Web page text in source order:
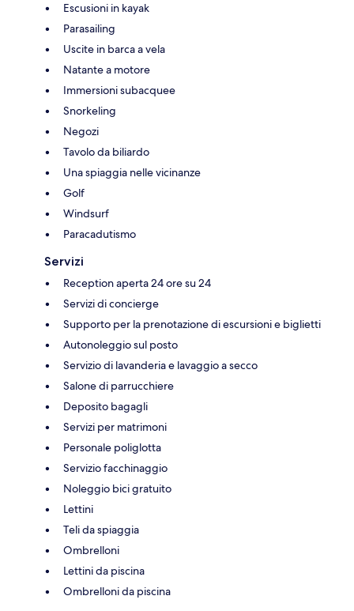
Escusioni in kayak
Parasailing
Uscite in barca a vela
Natante a motore
Immersioni subacquee
Snorkeling
Negozi
Tavolo da biliardo
Una spiaggia nelle vicinanze
Golf
Windsurf
Paracadutismo
Servizi
Reception aperta 24 ore su 24
Servizi di concierge
Supporto per la prenotazione di escursioni e biglietti
Autonoleggio sul posto
Servizio di lavanderia e lavaggio a secco
Salone di parrucchiere
Deposito bagagli
Servizi per matrimoni
Personale poliglotta
Servizio facchinaggio
Noleggio bici gratuito
Lettini
Teli da spiaggia
Ombrelloni
Lettini da piscina
Ombrelloni da piscina